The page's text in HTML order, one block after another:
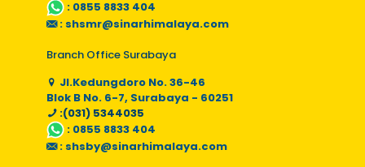
: 0855 8833 404
: shsmr@sinarhimalaya.com
Branch Office Surabaya
Jl.Kedungdoro No. 36-46
Blok B No. 6-7, Surabaya - 60251
:(031) 5344035
: 0855 8833 404
: shsby@sinarhimalaya.com